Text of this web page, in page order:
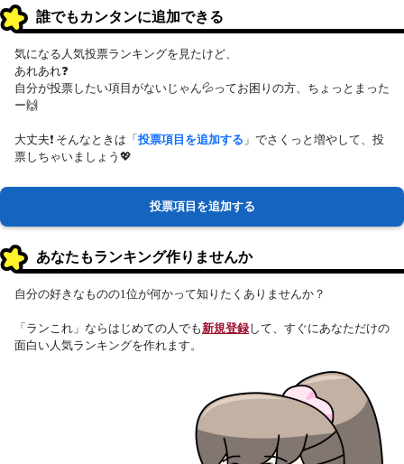
誰でもカンタンに追加できる
気になる人気投票ランキングを見たけど、
あれあれ❓
自分が投票したい項目がないじゃん💦ってお困りの方、ちょっとまった
ー🙌
大丈夫❗ そんなときは「投票項目を追加する 」でさくっと増やして、投
票しちゃいましょう💖
投票項目を追加する
あなたもランキング作りませんか
自分の好きなものの1位が何かって知りたくありませんか？
「ランこれ」ならはじめての人でも新規登録して、すぐにあなただけの
面白い人気ランキングを作れます。